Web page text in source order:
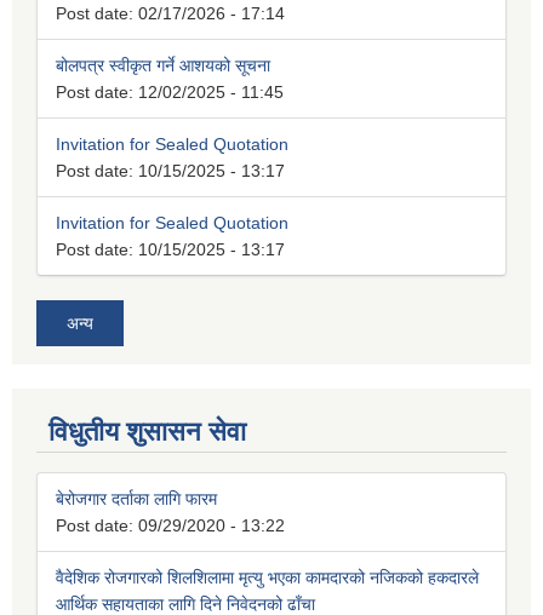
Post date: 02/17/2026 - 17:14
बोलपत्र स्वीकृत गर्ने आशयको सूचना
Post date: 12/02/2025 - 11:45
Invitation for Sealed Quotation
Post date: 10/15/2025 - 13:17
Invitation for Sealed Quotation
Post date: 10/15/2025 - 13:17
अन्य
विधुतीय शुसासन सेवा
बेरोजगार दर्ताका लागि फारम
Post date: 09/29/2020 - 13:22
वैदेशिक रोजगारको शिलशिलामा मृत्यु भएका कामदारको नजिकको हकदारले
आर्थिक सहायताका लागि दिने निवेदनको ढाँचा